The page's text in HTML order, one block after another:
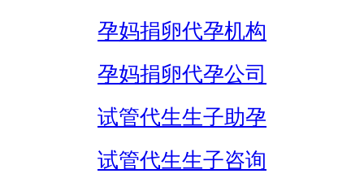
孕妈捐卵代孕机构
孕妈捐卵代孕公司
试管代生生子助孕
试管代生生子咨询